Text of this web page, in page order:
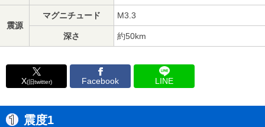
震源
マグニチュード M3.3
深さ 約50km
X(旧twitter) Facebook LINE
震度1